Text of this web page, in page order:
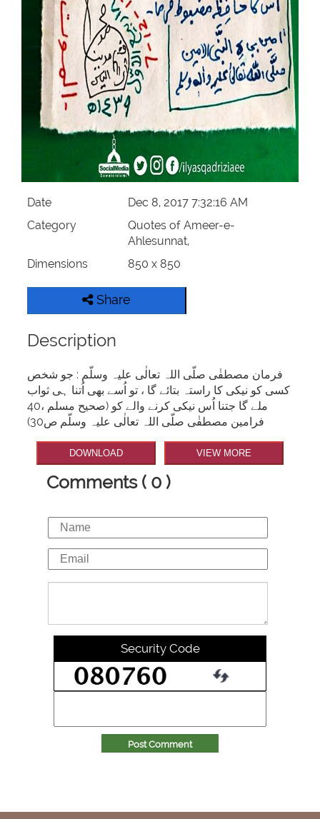
Date
Dec 8, 2017 7:32:16 AM
Category
Quotes of Ameer-e-
Ahlesunnat,
Dimensions
850 x 850
Share
Description
فرمان مصطفٰی صلّی اللہ تعالٰی علیہ وسلّم : جو شخص
کسی کو نیکی کا راستہ بتائے گا ، تو اُسے بھی اُتنا ہی ثواب
ملے گا جتنا اُس نیکی کرنے والے کو (صحیح مسلم ،40
فرامین مصطفٰی صلّی اللہ تعالٰی علیہ وسلّم ص30)
DOWNLOAD VIEW MORE
Comments ( 0 )
Security Code
Post Comment